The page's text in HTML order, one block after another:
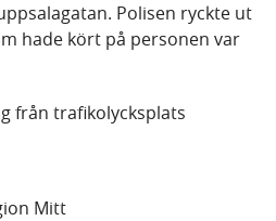
Polisen ryckte ut
hade kört på personen var
från trafikolycksplats
Mitt